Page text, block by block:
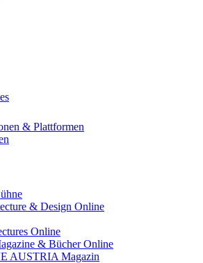
& Plattformen
& Design Online
Online
& Bücher Online
AUSTRIA Magazin